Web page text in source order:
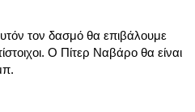
τον δασμό θα επιβάλουμε
Ο Πίτερ Ναβάρο θα είναι